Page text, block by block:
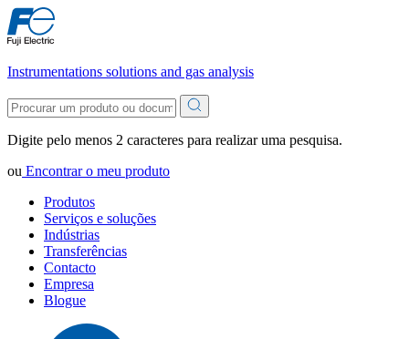
Instrumentations solutions and gas analysis
Digite pelo menos 2 caracteres para realizar uma pesquisa.
ou Encontrar o meu produto
Produtos
Serviços e soluções
Indústrias
Transferências
Contacto
Empresa
Blogue